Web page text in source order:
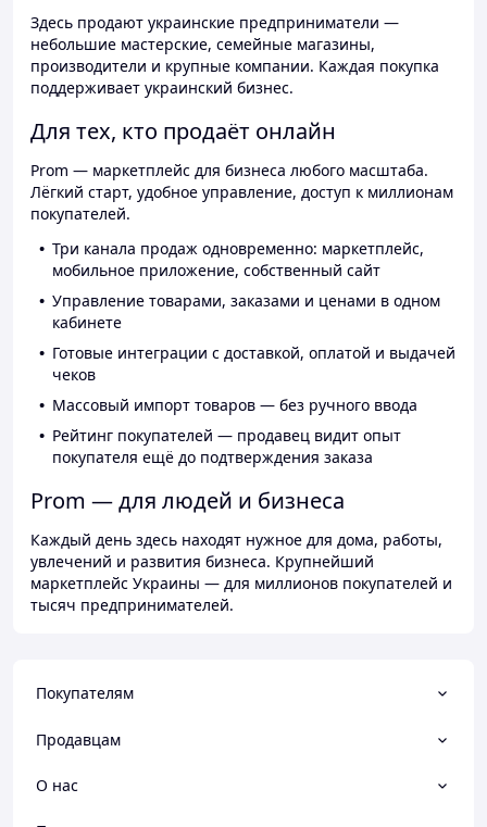
Здесь продают украинские предприниматели —
небольшие мастерские, семейные магазины,
производители и крупные компании. Каждая покупка
поддерживает украинский бизнес.
Для тех, кто продаёт онлайн
Prom — маркетплейс для бизнеса любого масштаба.
Лёгкий старт, удобное управление, доступ к миллионам
покупателей.
Три канала продаж одновременно: маркетплейс,
мобильное приложение, собственный сайт
Управление товарами, заказами и ценами в одном
кабинете
Готовые интеграции с доставкой, оплатой и выдачей
чеков
Массовый импорт товаров — без ручного ввода
Рейтинг покупателей — продавец видит опыт
покупателя ещё до подтверждения заказа
Prom — для людей и бизнеса
Каждый день здесь находят нужное для дома, работы,
увлечений и развития бизнеса. Крупнейший
маркетплейс Украины — для миллионов покупателей и
тысяч предпринимателей.
Покупателям
Продавцам
О нас